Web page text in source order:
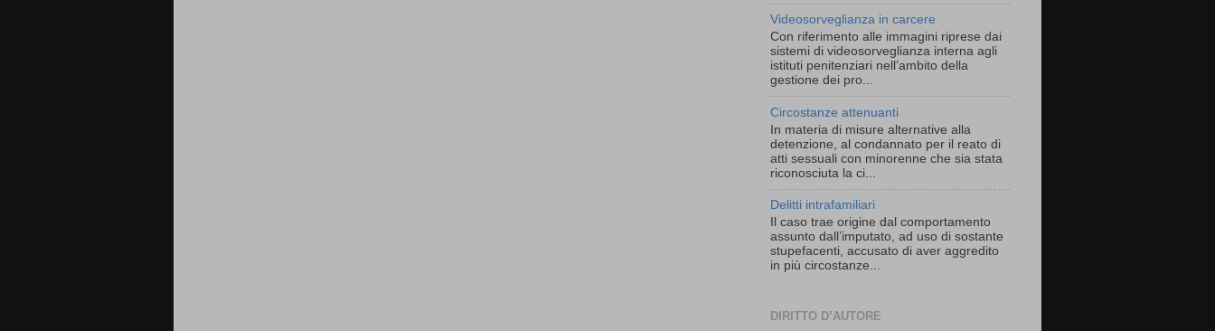
Videosorveglianza in carcere
Con riferimento alle immagini riprese dai
sistemi di videosorveglianza interna agli
istituti penitenziari nell’ambito della
gestione dei pro...
Circostanze attenuanti
In materia di misure alternative alla
detenzione, al condannato per il reato di
atti sessuali con minorenne che sia stata
riconosciuta la ci...
Delitti intrafamiliari
Il caso trae origine dal comportamento
assunto dall’imputato, ad uso di sostante
stupefacenti, accusato di aver aggredito
in più circostanze...
DIRITTO D’AUTORE